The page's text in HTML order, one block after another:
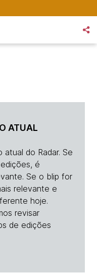
ATUAL
do Radar. Se
é
Se o blip for
relevante e
hoje.
revisar
de edições